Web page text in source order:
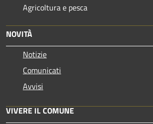
Agricoltura e pesca
NOVITÀ
Notizie
Comunicati
Avvisi
VIVERE IL COMUNE